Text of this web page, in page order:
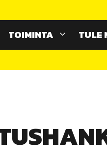
TOIMINTA TULE